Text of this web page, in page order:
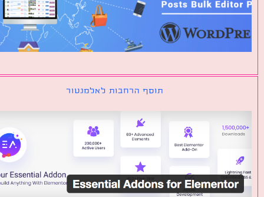
תוסף הרחבות לאלמנטור